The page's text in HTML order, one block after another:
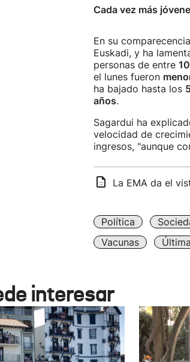
Cada vez más
En su
Euskadi, y ha
personas de entre
el lunes fueron
ha bajado hasta los
años.
Sagardui ha
velocidad de
ingresos, "aunque
La EMA da el
Política
Vacunas
interesar